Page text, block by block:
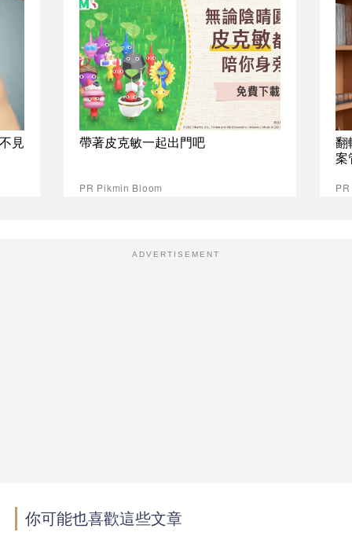
見 帶著皮克敏一起出門吧
PR Pikmin Bloom
翻
案
ADVERTISEMENT
你可能也喜歡這些文章